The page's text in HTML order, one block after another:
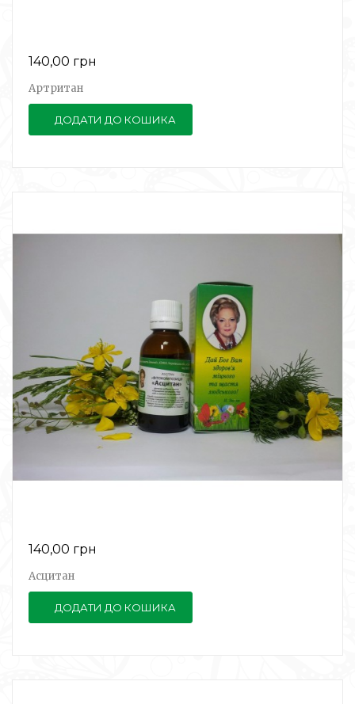
140,00 грн
Артритан
ДОДАТИ ДО КОШИКА
140,00 грн
Асцитан
ДОДАТИ ДО КОШИКА